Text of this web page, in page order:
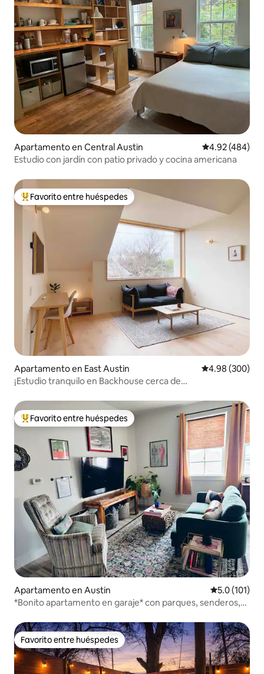
Apartamento en Central Austin Calificación
4.92 (484)
Estudio con jardín con patio privado y cocina americana
Favorito entre huéspedes preferido
Favorito entre huéspedes
Apartamento en East Austin Calificación
4.98 (300)
¡Estudio tranquilo en Backhouse cerca de
Favorito entre huéspedes preferido
Favorito entre huéspedes
Apartamento en Austin Calificación
5.0 (101)
*Bonito apartamento en garaje* con parques, senderos,
Favorito entre huéspedes
Favorito entre huéspedes